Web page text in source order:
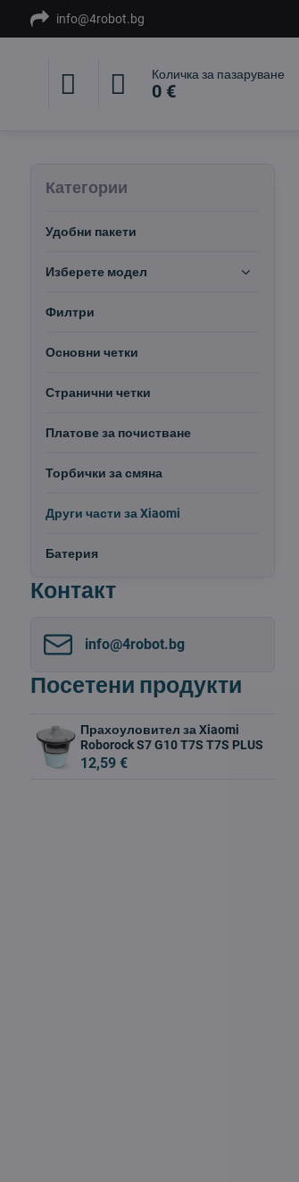
info@4robot.bg
Количка за пазаруване
0 €
Категории
Удобни пакети
Изберете модел
Филтри
Основни четки
Странични четки
Платове за почистване
Торбички за смяна
Други части за Xiaomi
Батерия
Контакт
info​@4robot​.bg
Посетени продукти
Прахоуловител за Xiaomi
Roborock S7 G10 T7S T7S PLUS
12,59 €